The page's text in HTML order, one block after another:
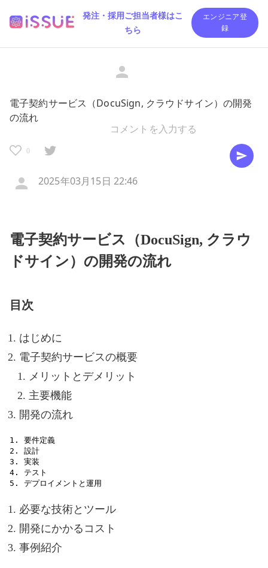
発注・採用ご担当者様はこ
ちら
エンジニア登
録
電子契約サービス（DocuSign, クラウドサイン）の開発
の流れ
0
2025年03月15日 22:46
電子契約サービス（DocuSign, クラウ
ドサイン）の開発の流れ
目次
はじめに
電子契約サービスの概要
メリットとデメリット
主要機能
開発の流れ
1. 要件定義
2. 設計
3. 実装
4. テスト
必要な技術とツール
開発にかかるコスト
事例紹介